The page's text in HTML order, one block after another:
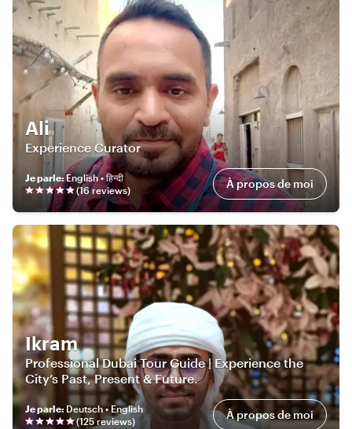
Ali
Experience Curator
Je parle:English • हिन्दी
(16reviews) À propos de moi
Ikram
Professional Dubai Tour Guide | Experience the
City’s Past, Present & Future.
Je parle: Deutsch • English
(125reviews) À propos de moi